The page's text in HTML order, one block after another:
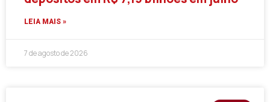
LEIA MAIS »
7 de agosto de 2026